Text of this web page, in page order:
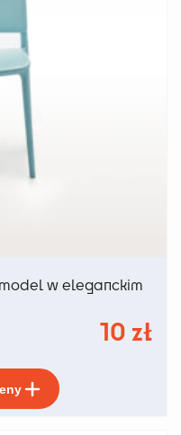
w eleganckim
10 zł